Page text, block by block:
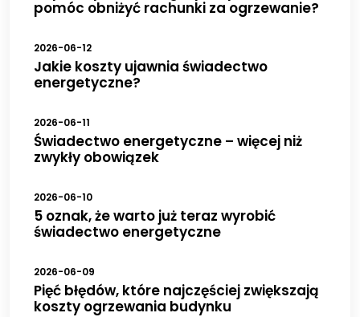
pomóc obniżyć rachunki za ogrzewanie?
2026-06-12
Jakie koszty ujawnia świadectwo
energetyczne?
2026-06-11
Świadectwo energetyczne – więcej niż
zwykły obowiązek
2026-06-10
5 oznak, że warto już teraz wyrobić
świadectwo energetyczne
2026-06-09
Pięć błędów, które najczęściej zwiększają
koszty ogrzewania budynku